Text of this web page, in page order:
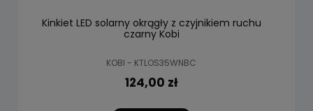
Kinkiet LED solarny okrągły z czyjnikiem ruchu
czarny Kobi
KOBI - KTLOS35WNBC
124,00 zł